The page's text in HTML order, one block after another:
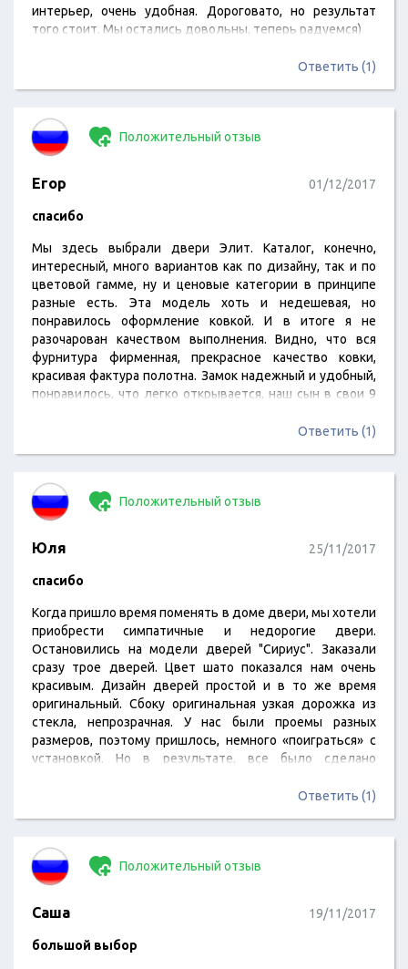
интерьер, очень удобная. Дороговато, но результат
того стоит. Мы остались довольны, теперь радуемся)
Ответить (1)
Положительный отзыв
Егор 01/12/2017
спасибо
Мы здесь выбрали двери Элит. Каталог, конечно,
интересный, много вариантов как по дизайну, так и по
цветовой гамме, ну и ценовые категории в принципе
разные есть. Эта модель хоть и недешевая, но
понравилось оформление ковкой. И в итоге я не
разочарован качеством выполнения. Видно, что вся
фурнитура фирменная, прекрасное качество ковки,
красивая фактура полотна. Замок надежный и удобный,
понравилось, что легко открывается, наш сын в свои 9
Ответить (1)
Положительный отзыв
Юля 25/11/2017
спасибо
Когда пришло время поменять в доме двери, мы хотели
приобрести симпатичные и недорогие двери.
Остановились на модели дверей "Сириус". Заказали
сразу трое дверей. Цвет шато показался нам очень
красивым. Дизайн дверей простой и в то же время
оригинальный. Сбоку оригинальная узкая дорожка из
стекла, непрозрачная. У нас были проемы разных
размеров, поэтому пришлось, немного «поиграться» с
установкой. Но в результате, все было сделано
Ответить (1)
Положительный отзыв
Саша 19/11/2017
большой выбор